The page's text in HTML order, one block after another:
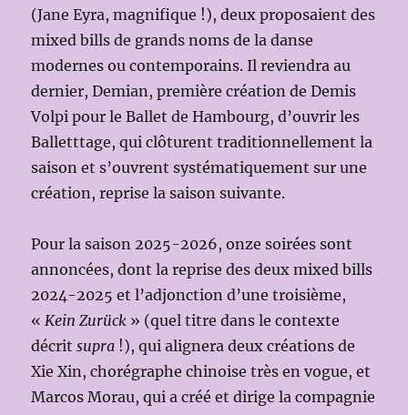
(Jane Eyra, magnifique !), deux proposaient des
mixed bills de grands noms de la danse
modernes ou contemporains. Il reviendra au
dernier, Demian, première création de Demis
Volpi pour le Ballet de Hambourg, d’ouvrir les
Balletttage, qui clôturent traditionnellement la
saison et s’ouvrent systématiquement sur une
création, reprise la saison suivante.
Pour la saison 2025-2026, onze soirées sont
annoncées, dont la reprise des deux mixed bills
2024-2025 et l’adjonction d’une troisième,
«Kein Zurück » (quel titre dans le contexte
décritsupra !), qui alignera deux créations de
Xie Xin, chorégraphe chinoise très en vogue, et
Marcos Morau, qui a créé et dirige la compagnie